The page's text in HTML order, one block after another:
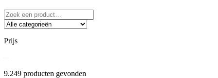
Prijs
–
9.249 producten gevonden